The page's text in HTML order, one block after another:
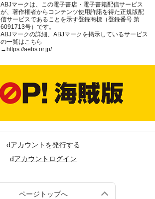
ABJマークは、この電子書店・電子書籍配信サービス
が、著作権者からコンテンツ使用許諾を得た正規版配
信サービスであることを示す登録商標（登録番号 第
6091713号）です。
ABJマークの詳細、ABJマークを掲示しているサービス
の一覧はこちら
→https://aebs.or.jp/
dアカウントを発行する
dアカウントログイン
ページトップへ